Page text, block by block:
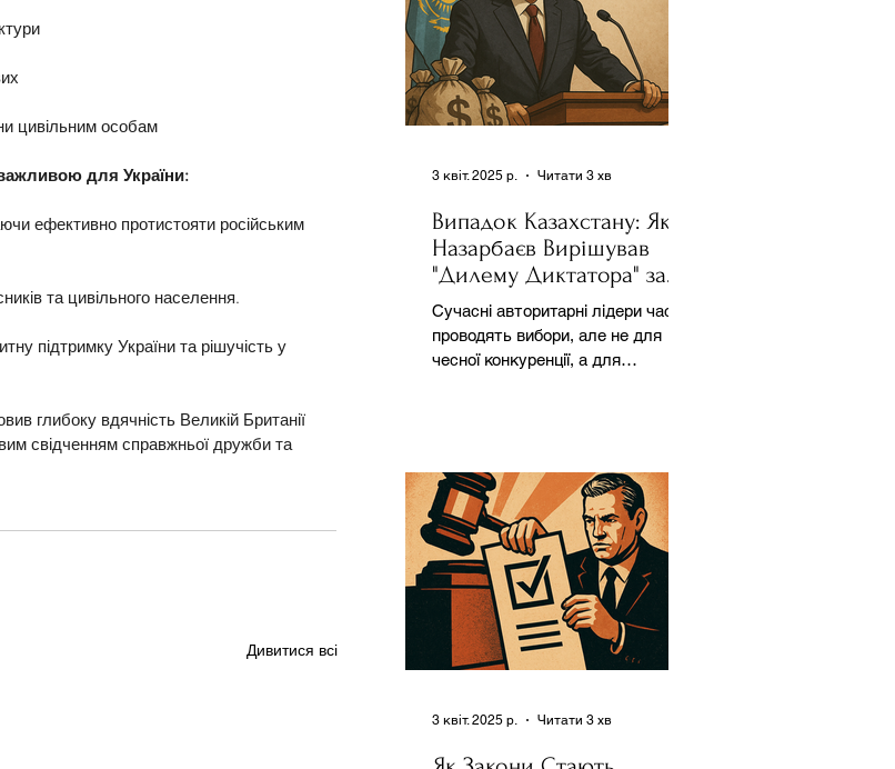
цивільним особам
для України:
ефективно протистояти російським
та цивільного населення.
підтримку України та рішучість у
глибоку вдячність Великій Британії
свідченням справжньої дружби та
Дивитися всі
Випадок Казахстану: Як
Назарбаєв Вирішував
"Дилему Диктатора" за
Допомогою Ресурсів та
Партії
Сучасні авторитарні лідери часто
проводять вибори, але не для
чесної конкуренції, а для
3 квіт. 2025 р. Читати 3 хв
3 квіт. 2025 р. Читати 3 хв